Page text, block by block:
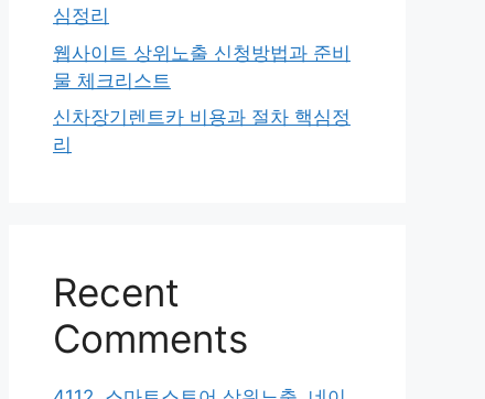
심정리
웹사이트 상위노출 신청방법과 준비
물 체크리스트
신차장기렌트카 비용과 절차 핵심정
리
Recent
Comments